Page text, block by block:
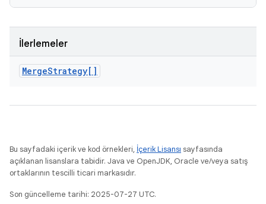
İlerlemeler
MergeStrategy[]
Bu sayfadaki içerik ve kod örnekleri, İçerik Lisansı sayfasında
açıklanan lisanslara tabidir. Java ve OpenJDK, Oracle ve/veya satış
ortaklarının tescilli ticari markasıdır.
Son güncelleme tarihi: 2025-07-27 UTC.